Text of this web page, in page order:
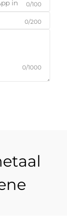
0/100
0/200
0/1000